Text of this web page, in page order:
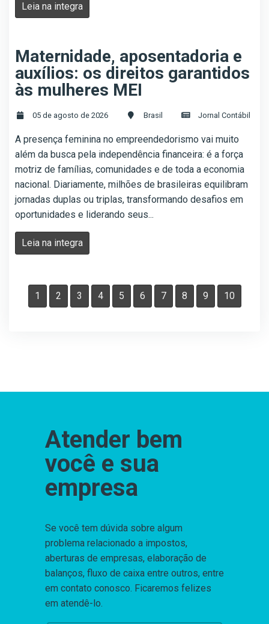
Leia na integra
Maternidade, aposentadoria e
auxílios: os direitos garantidos
às mulheres MEI
05 de agosto de 2026 Brasil Jornal Contábil
A presença feminina no empreendedorismo vai muito
além da busca pela independência financeira: é a força
motriz de famílias, comunidades e de toda a economia
nacional. Diariamente, milhões de brasileiras equilibram
jornadas duplas ou triplas, transformando desafios em
oportunidades e liderando seus...
Leia na integra
1 2 3 4 5 6 7 8 9 10
Atender bem
você e sua
empresa
Se você tem dúvida sobre algum
problema relacionado a impostos,
aberturas de empresas, elaboração de
balanços, fluxo de caixa entre outros, entre
em contato conosco. Ficaremos felizes
em atendê-lo.